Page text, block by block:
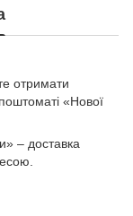
отримати
«Нової
– доставка